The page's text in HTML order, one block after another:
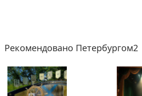
Рекомендовано Петербургом2